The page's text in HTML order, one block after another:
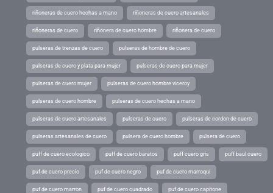
riñoneras de cuero hechas a mano riñoneras de cuero artesanales
riñoneras de cuero riñonera de cuero hombre riñonera de cuero
pulseras de trenzas de cuero pulseras de hombre de cuero
pulseras de cuero y plata para mujer pulseras de cuero para mujer
pulseras de cuero mujer pulseras de cuero hombre viceroy
pulseras de cuero hombre pulseras de cuero hechas a mano
pulseras de cuero artesanales pulseras de cuero pulseras de cordon de cuero
pulseras artesanales de cuero pulsera de cuero hombre pulsera de cuero
puff de cuero ecologico puff de cuero baratos puff cuero gris puff baul cuero
puf de cuero precio puf de cuero negro puf de cuero marroqui
puf de cuero marron puf de cuero cuadrado puf de cuero capitone